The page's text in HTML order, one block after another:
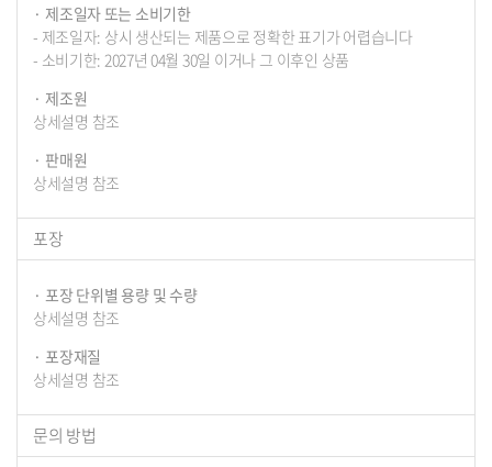
제조일자 또는 소비기한
- 제조일자: 상시 생산되는 제품으로 정확한 표기가 어렵습니다
- 소비기한: 2027년 04월 30일 이거나 그 이후인 상품
제조원
상세설명 참조
판매원
상세설명 참조
포장
포장 단위별 용량 및 수량
상세설명 참조
포장재질
상세설명 참조
문의 방법